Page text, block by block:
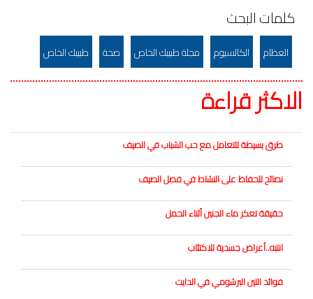
كلمات البحث
العظام الكالسيوم مجلة طبيبك الخاص صحة طبيبك الخاص
الاكثر قراءة
طرق بسيطة للتعامل مع حب الشباب في الصيف
نصائح للحفاظ على النشاط في فصل الصيف
حقيقة تعكر ماء الجنين أثناء الحمل
انتبه..أعراض جسدية للاكتئاب
فوائد التين البرشومي في الدايت